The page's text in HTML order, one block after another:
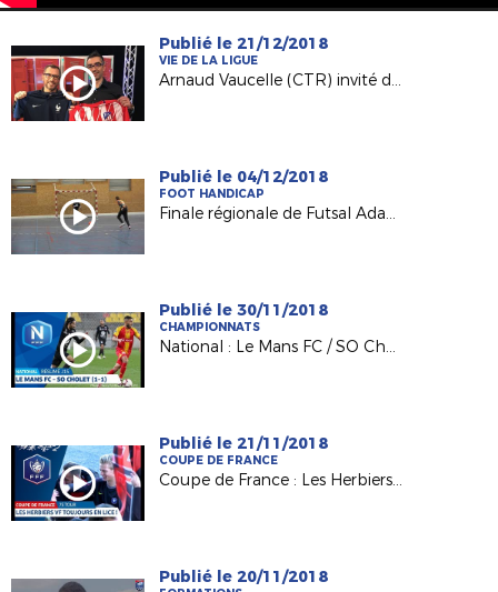
Publié le 21/12/2018
VIE DE LA LIGUE
Arnaud Vaucelle (CTR) invité de France 3 Pays de la Loire
Publié le 04/12/2018
FOOT HANDICAP
Finale régionale de Futsal Adapté à Châteaubriant
Publié le 30/11/2018
CHAMPIONNATS
National : Le Mans FC / SO Cholet (1-1)
Publié le 21/11/2018
COUPE DE FRANCE
Coupe de France : Les Herbiers VF toujours en lice !
Publié le 20/11/2018